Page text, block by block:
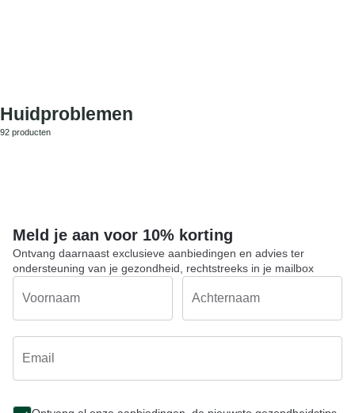
Huidproblemen
92 producten
Meld je aan voor 10% korting
Ontvang daarnaast exclusieve aanbiedingen en advies ter
ondersteuning van je gezondheid, rechtstreeks in je mailbox
Voornaam Achternaam
Email